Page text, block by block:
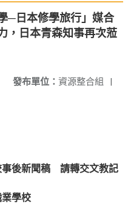
─日本修學旅行」媒合
，日本青森知事再次蒞
發布單位： 資源整合組 |
事後新聞稿 請轉交文教記
學校